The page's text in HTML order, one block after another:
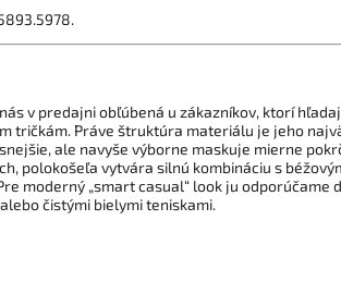
v predajni obľúbená u zákazníkov, ktorí
tričkám. Práve štruktúra materiálu je jeho
ale navyše výborne maskuje mierne
polokošeľa vytvára silnú kombináciu s
moderný „smart casual“ look ju odporúčame
čistými bielymi teniskami.